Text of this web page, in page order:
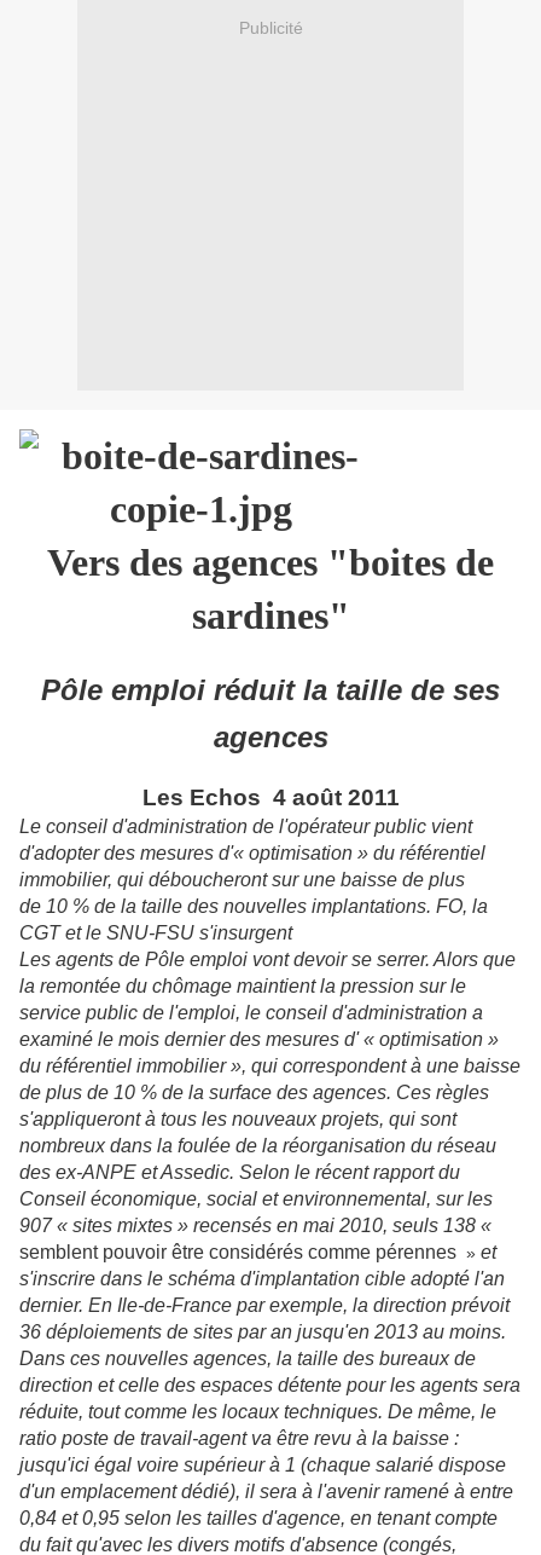
Publicité
Vers des agences "boites de
sardines"
Pôle emploi réduit la taille de ses
agences
Les Echos 4 août 2011
Le conseil d'administration de l'opérateur public vient
d'adopter des mesures d'« optimisation » du référentiel
immobilier, qui déboucheront sur une baisse de plus
de 10 % de la taille des nouvelles implantations. FO, la
CGT et le SNU-FSU s'insurgent
Les agents de Pôle emploi vont devoir se serrer. Alors que
la remontée du chômage maintient la pression sur le
service public de l'emploi, le conseil d'administration a
examiné le mois dernier des mesures d' « optimisation »
du référentiel immobilier », qui correspondent à une baisse
de plus de 10 % de la surface des agences. Ces règles
s'appliqueront à tous les nouveaux projets, qui sont
nombreux dans la foulée de la réorganisation du réseau
des ex-ANPE et Assedic. Selon le récent rapport du
Conseil économique, social et environnemental, sur les
907 « sites mixtes » recensés en mai 2010, seuls 138 «
semblent pouvoir être considérés comme pérennes » et
s'inscrire dans le schéma d'implantation cible adopté l'an
dernier. En Ile-de-France par exemple, la direction prévoit
36 déploiements de sites par an jusqu'en 2013 au moins.
Dans ces nouvelles agences, la taille des bureaux de
direction et celle des espaces détente pour les agents sera
réduite, tout comme les locaux techniques. De même, le
ratio poste de travail-agent va être revu à la baisse :
jusqu'ici égal voire supérieur à 1 (chaque salarié dispose
d'un emplacement dédié), il sera à l'avenir ramené à entre
0,84 et 0,95 selon les tailles d'agence, en tenant compte
du fait qu'avec les divers motifs d'absence (congés,